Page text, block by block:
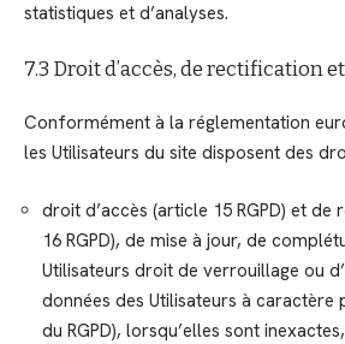
statistiques et d’analyses.
7.3 Droit d’accès, de rectification
Conformément à la réglementation
les Utilisateurs du site disposent des
droit d’accès (article 15 RGPD) et de
16 RGPD), de mise à jour, de
Utilisateurs droit de verrouillage ou
données des Utilisateurs à caractère
du RGPD), lorsqu’elles sont